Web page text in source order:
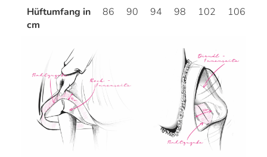
Hüftumfang in
cm
86 90 94 98 102 106